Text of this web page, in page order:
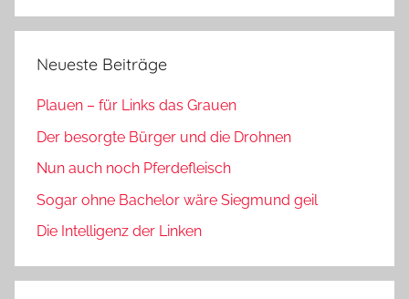
Neueste Beiträge
Plauen – für Links das Grauen
Der besorgte Bürger und die Drohnen
Nun auch noch Pferdefleisch
Sogar ohne Bachelor wäre Siegmund geil
Die Intelligenz der Linken